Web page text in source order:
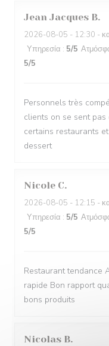
Jean Jacques B
2026-08-05 - 12:30 -
Υπηρεσία : 5/5
5/5
Personnels très
clients on se sent
certains restaurants
dessert
Nicole C
2026-08-05 - 12:15 -
Υπηρεσία : 5/5
5/5
Restaurant tendance
rapide Bon rapport
bons produits
Nicolas B